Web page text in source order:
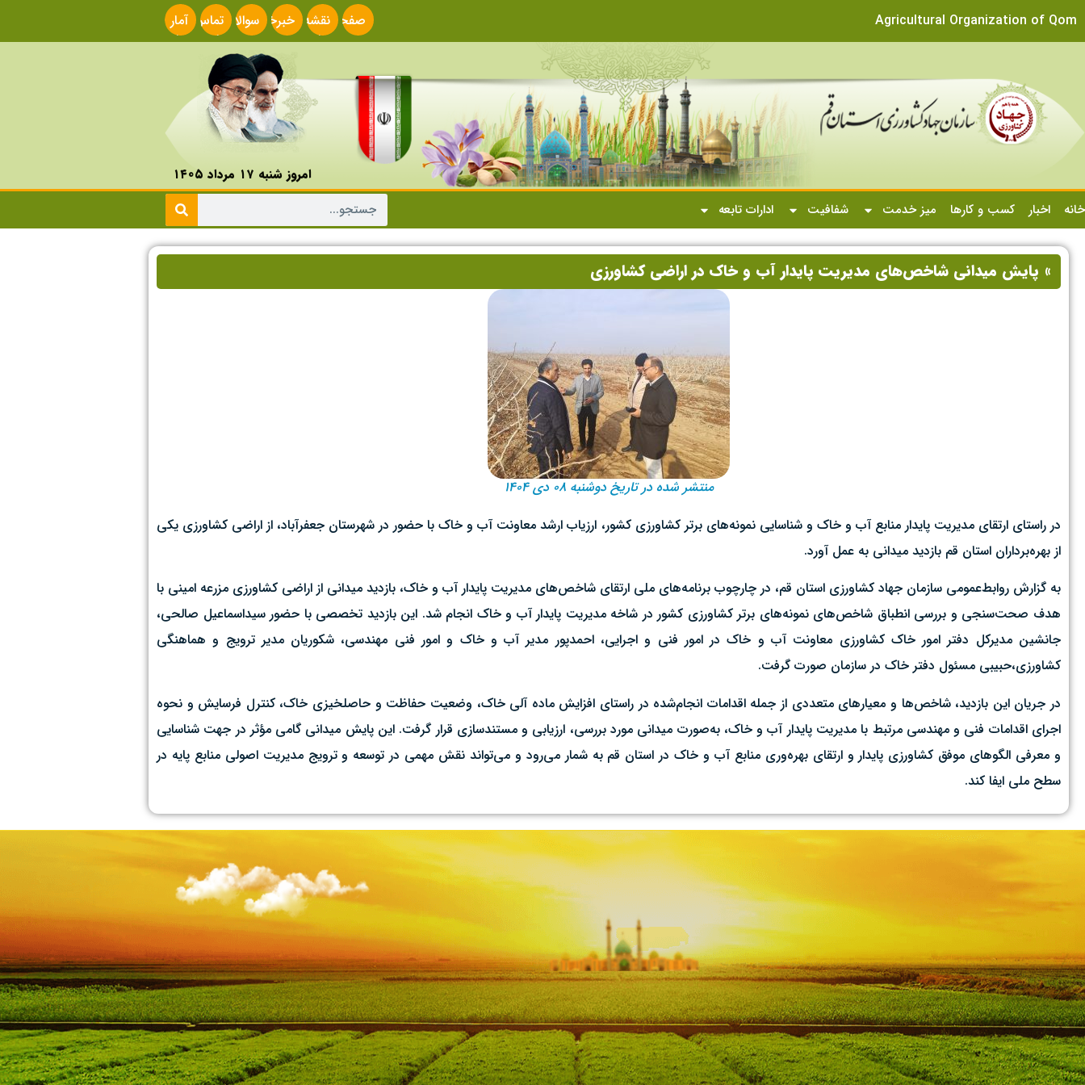
Agricultural Organization of Qom
صفحه
اصلی
نقشه
سایت
خبرخوانسوالات
متداول
تماس
با ما
آمار
سایت
امروز شنبه ۱۷ مرداد ۱۴۰۵
خانه
اخبار کسب و کارها میز خدمت شفافیت ادارات تابعه
» پایش میدانی شاخص‌های مدیریت پایدار آب و خاک در اراضی کشاورزی
منتشر شده در تاریخ دوشنبه ۰۸ دی ۱۴۰۴
در راستای ارتقای مدیریت پایدار منابع آب و خاک و شناسایی نمونه‌های برتر کشاورزی کشور، ارزیاب ارشد معاونت آب و خاک با حضور در شهرستان جعفرآباد، از اراضی کشاورزی یکی
از بهره‌برداران استان قم بازدید میدانی به عمل آورد.
به گزارش روابط‌عمومی سازمان جهاد کشاورزی استان قم، در چارچوب برنامه‌های ملی ارتقای شاخص‌های مدیریت پایدار آب و خاک، بازدید میدانی از اراضی کشاورزی مزرعه امینی با
هدف صحت‌سنجی و بررسی انطباق شاخص‌های نمونه‌های برتر کشاورزی کشور در شاخه مدیریت پایدار آب و خاک انجام شد. این بازدید تخصصی با حضور سیداسماعیل صالحی،
جانشین مدیرکل دفتر امور خاک کشاورزی معاونت آب و خاک در امور فنی و اجرایی، احمدپور مدیر آب و خاک و امور فنی مهندسی، شکوریان مدیر ترویج و هماهنگی
کشاورزی،حبیبی مسئول دفتر خاک در سازمان صورت گرفت.
در جریان این بازدید، شاخص‌ها و معیارهای متعددی از جمله اقدامات انجام‌شده در راستای افزایش ماده آلی خاک، وضعیت حفاظت و حاصلخیزی خاک، کنترل فرسایش و نحوه
اجرای اقدامات فنی و مهندسی مرتبط با مدیریت پایدار آب و خاک، به‌صورت میدانی مورد بررسی، ارزیابی و مستندسازی قرار گرفت. این پایش میدانی گامی مؤثر در جهت شناسایی
و معرفی الگوهای موفق کشاورزی پایدار و ارتقای بهره‌وری منابع آب و خاک در استان قم به شمار می‌رود و می‌تواند نقش مهمی در توسعه و ترویج مدیریت اصولی منابع پایه در
سطح ملی ایفا کند.